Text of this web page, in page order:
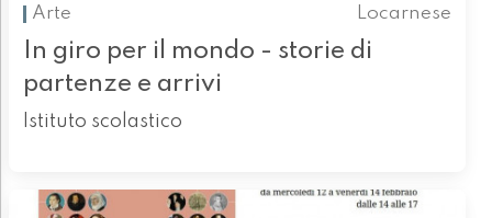
Arte Locarnese
In giro per il mondo - storie di
partenze e arrivi
Istituto scolastico